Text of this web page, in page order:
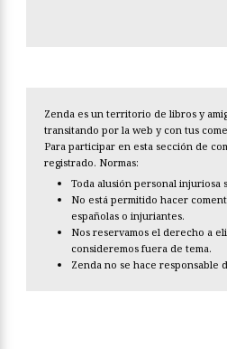
Zenda es un territorio de libros y
transitando por la web y con tus
Para participar en esta sección de
registrado. Normas:
Toda alusión personal injuriosa
No está permitido hacer
españolas o injuriantes.
Nos reservamos el derecho a
consideremos fuera de tema.
Zenda no se hace responsable